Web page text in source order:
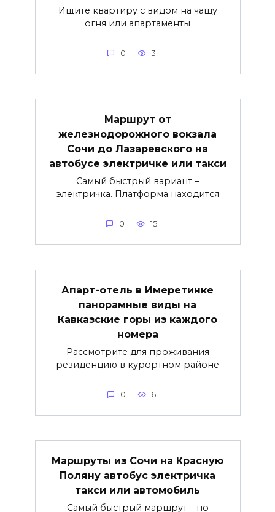
Ищите квартиру с видом на чашу
огня или апартаменты
0 3
Маршрут от
железнодорожного вокзала
Сочи до Лазаревского на
автобусе электричке или такси
Самый быстрый вариант –
электричка. Платформа находится
0 15
Апарт-отель в Имеретинке
панорамные виды на
Кавказские горы из каждого
номера
Рассмотрите для проживания
резиденцию в курортном районе
0 6
Маршруты из Сочи на Красную
Поляну автобус электричка
такси или автомобиль
Самый быстрый маршрут – по